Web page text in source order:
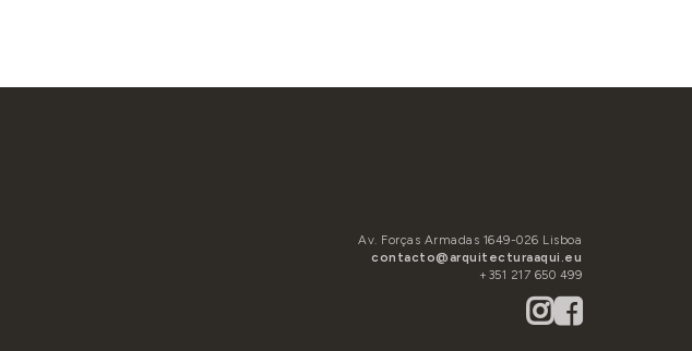
Av. Forças Armadas 1649-026 Lisboa
contacto@arquitecturaaqui.eu
+351 217 650 499